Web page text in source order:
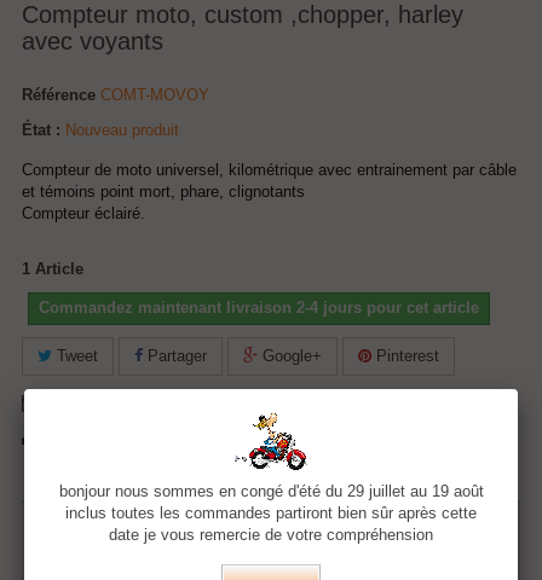
Compteur moto, custom ,chopper, harley
avec voyants
Référence COMT-MOVOY
État : Nouveau produit
Compteur de moto universel, kilométrique avec entrainement par câble
et témoins point mort, phare, clignotants
Compteur éclairé.
1 Article
Commandez maintenant livraison 2-4 jours pour cet article
Tweet Partager Google+ Pinterest
40,49 €
bonjour nous sommes en congé d'été du 29 juillet au 19 août
inclus toutes les commandes partiront bien sûr après cette
date je vous remercie de votre compréhension